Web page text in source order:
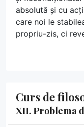
absolută și cu
care noi le
propriu-zis, ci
Curs de
XII. Problema